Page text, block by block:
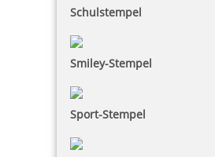
Schulstempel
Smiley-Stempel
Sport-Stempel